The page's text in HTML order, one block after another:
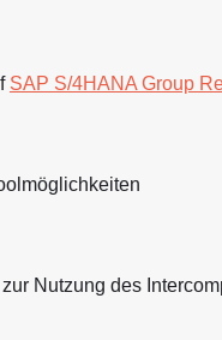
SAP S/4HANA Group
Nutzung des